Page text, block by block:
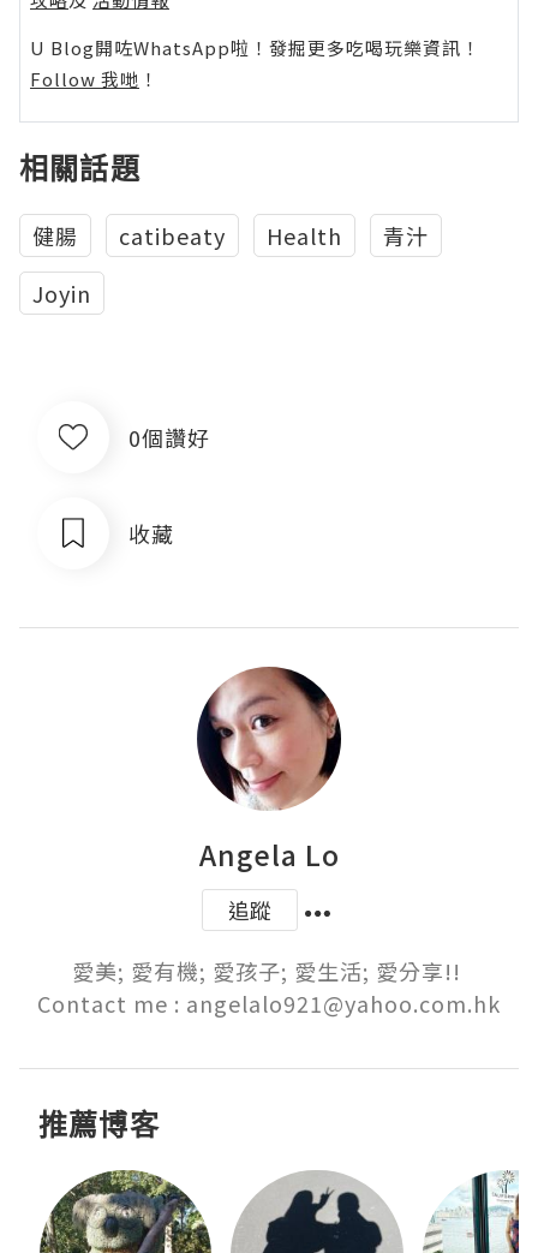
U Blog開咗WhatsApp啦！發掘更多吃喝玩樂資訊！
Follow 我哋 ！
相關話題
健腸 catibeaty Health
青汁
Joyin
0個讚好
收藏
Angela Lo
追蹤
愛美; 愛有機; 愛孩子; 愛生活; 愛分享!!
Contact me : angelalo921@yahoo.com.hk
推薦博客